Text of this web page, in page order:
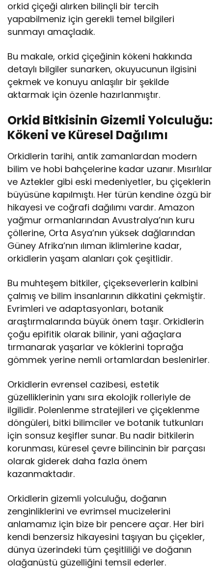
orkid çiçeği alırken bilinçli bir tercih
yapabilmeniz için gerekli temel bilgileri
sunmayı amaçladık.
Bu makale, orkid çiçeğinin kökeni hakkında
detaylı bilgiler sunarken, okuyucunun ilgisini
çekmek ve konuyu anlaşılır bir şekilde
aktarmak için özenle hazırlanmıştır.
Orkid Bitkisinin Gizemli Yolculuğu:
Kökeni ve Küresel Dağılımı
Orkidlerin tarihi, antik zamanlardan modern
bilim ve hobi bahçelerine kadar uzanır. Mısırlılar
ve Aztekler gibi eski medeniyetler, bu çiçeklerin
büyüsüne kapılmıştı. Her türün kendine özgü bir
hikayesi ve coğrafi dağılımı vardır. Amazon
yağmur ormanlarından Avustralya’nın kuru
çöllerine, Orta Asya’nın yüksek dağlarından
Güney Afrika’nın ılıman iklimlerine kadar,
orkidlerin yaşam alanları çok çeşitlidir.
Bu muhteşem bitkiler, çiçekseverlerin kalbini
çalmış ve bilim insanlarının dikkatini çekmiştir.
Evrimleri ve adaptasyonları, botanik
araştırmalarında büyük önem taşır. Orkidlerin
çoğu epifitik olarak bilinir, yani ağaçlara
tırmanarak yaşarlar ve köklerini toprağa
gömmek yerine nemli ortamlardan beslenirler.
Orkidlerin evrensel cazibesi, estetik
güzelliklerinin yanı sıra ekolojik rolleriyle de
ilgilidir. Polenlenme stratejileri ve çiçeklenme
döngüleri, bitki bilimciler ve botanik tutkunları
için sonsuz keşifler sunar. Bu nadir bitkilerin
korunması, küresel çevre bilincinin bir parçası
olarak giderek daha fazla önem
kazanmaktadır.
Orkidlerin gizemli yolculuğu, doğanın
zenginliklerini ve evrimsel mucizelerini
anlamamız için bize bir pencere açar. Her biri
kendi benzersiz hikayesini taşıyan bu çiçekler,
dünya üzerindeki tüm çeşitliliği ve doğanın
olağanüstü güzelliğini temsil ederler.